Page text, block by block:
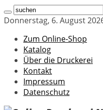
Donnerstag, 6. August
Zum Online-Shop
Katalog
Über die Druckerei
Kontakt
Impressum
Datenschutz